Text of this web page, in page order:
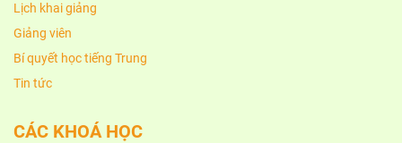
Lịch khai giảng
Giảng viên
Bí quyết học tiếng Trung
Tin tức
CÁC KHOÁ HỌC